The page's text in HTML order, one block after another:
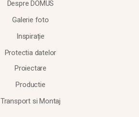
Despre DOMUS
Galerie foto
Inspirație
Protectia datelor
Proiectare
Productie
Transport si Montaj